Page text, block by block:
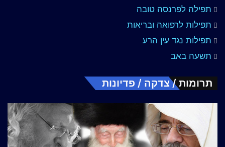
תפילה לפרנסה טובה
תפילות לרפואה ובריאות
תפילות נגד עין הרע
תשעה באב
תרומות / צדקה / פדיונות